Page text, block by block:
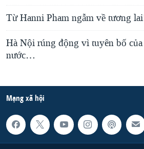
Từ Hanni Pham ngẫm về tương
Hà Nội rúng động vì tuyên bố
nước…
Mạng xã hội